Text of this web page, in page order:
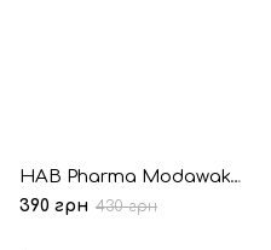
HAB Pharma Modawake-200® 10tab (Модафініл)
390 грн 430 грн